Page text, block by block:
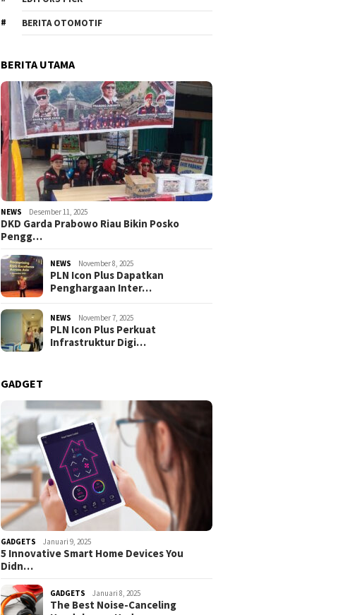
BERITA OTOMOTIF
BERITA UTAMA
NEWS Desember 11, 2025
DKD Garda Prabowo Riau Bikin Posko
Pengg…
NEWS November 8, 2025
PLN Icon Plus Dapatkan
Penghargaan Inter…
NEWS November 7, 2025
PLN Icon Plus Perkuat
Infrastruktur Digi…
GADGET
GADGETS Januari 9, 2025
5 Innovative Smart Home Devices You
Didn…
GADGETS Januari 8, 2025
The Best Noise-Canceling